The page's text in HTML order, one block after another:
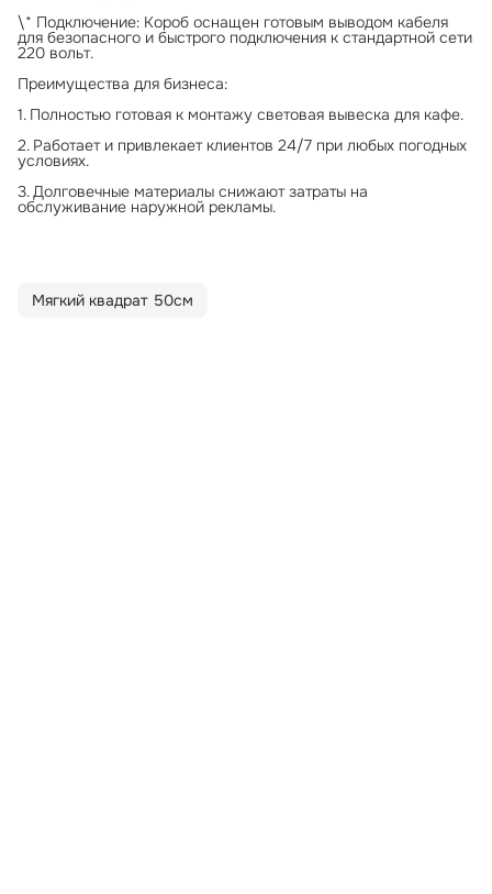
\* Подключение: Короб оснащен готовым выводом кабеля
для безопасного и быстрого подключения к стандартной сети
220 вольт.
Преимущества для бизнеса:
1. Полностью готовая к монтажу световая вывеска для кафе.
2. Работает и привлекает клиентов 24/7 при любых погодных
условиях.
3. Долговечные материалы снижают затраты на
обслуживание наружной рекламы.
Мягкий квадрат 50см